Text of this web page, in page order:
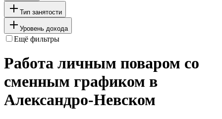
Тип занятости
Уровень дохода
Ещё фильтры
Работа личным поваром со
сменным графиком в
Александро-Невском